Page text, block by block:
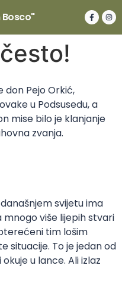
Bosco"
don Pejo Orkić,
u Podsusedu, a
mise bilo je klanjanje
zvanja.
svijetu ima
mnogo više lijepih stvari
tim lošim
situacije. To je jedan od
u lance. Ali izlaz